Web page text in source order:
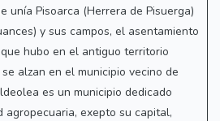
unía Pisoarca (Herrera de Pisuerga)
y sus campos, el asentamiento
hubo en el antiguo territorio
alzan en el municipio vecino de
es un municipio dedicado
exepto su capital,